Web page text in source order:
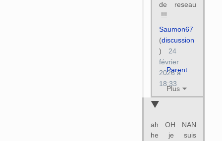
de reseau
!!!
Parent
Plus
Saumon67
(discussion
)
24
février
2026 à
18:33
ah OH NAN
he je suis